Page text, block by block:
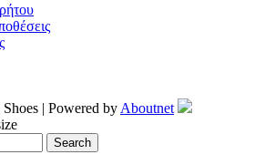
| Powered by Aboutnet
Search